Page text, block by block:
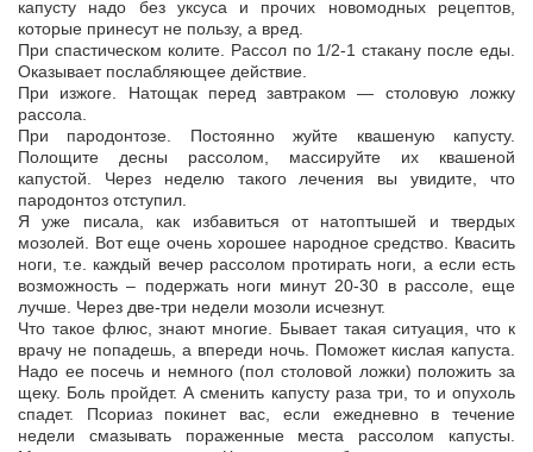
капусту надо без уксуса и прочих новомодных рецептов,
которые принесут не пользу, а вред.
При спастическом колите. Рассол по 1/2-1 стакану после еды.
Оказывает послабляющее действие.
При изжоге. Натощак перед завтраком — столовую ложку
рассола.
При пародонтозе. Постоянно жуйте квашеную капусту.
Полощите десны рассолом, массируйте их квашеной
капустой. Через неделю такого лечения вы увидите, что
пародонтоз отступил.
Я уже писала, как избавиться от натоптышей и твердых
мозолей. Вот еще очень хорошее народное средство. Квасить
ноги, т.е. каждый вечер рассолом протирать ноги, а если есть
возможность – подержать ноги минут 20-30 в рассоле, еще
лучше. Через две-три недели мозоли исчезнут.
Что такое флюс, знают многие. Бывает такая ситуация, что к
врачу не попадешь, а впереди ночь. Поможет кислая капуста.
Надо ее посечь и немного (пол столовой ложки) положить за
щеку. Боль пройдет. А сменить капусту раза три, то и опухоль
спадет. Псориаз покинет вас, если ежедневно в течение
недели смазывать пораженные места рассолом капусты.